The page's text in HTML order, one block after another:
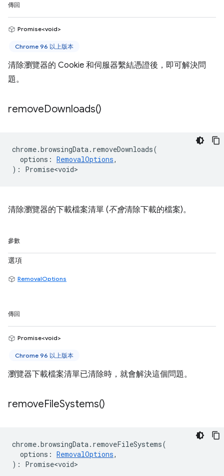
傳回
Promise<void>
Chrome 96 以上版本
清除瀏覽器的 Cookie 和伺服器繫結憑證後，即可解決問
題。
removeDownloads()
chrome.browsingData. removeDownloads(
options : RemovalOptions,
) : Promise<void>
清除瀏覽器的下載檔案清單 (不會清除下載的檔案)。
參數
選項
RemovalOptions
傳回
Promise<void>
Chrome 96 以上版本
瀏覽器下載檔案清單已清除時，就會解決這個問題。
removeFileSystems()
chrome.browsingData. removeFileSystems(
options : RemovalOptions,
) : Promise<void>